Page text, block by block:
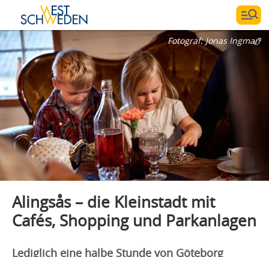
Fotograf:Jonas Ingman
Alingsås – die Kleinstadt mit
Cafés, Shopping und Parkanlagen
Lediglich eine halbe Stunde von Göteborg